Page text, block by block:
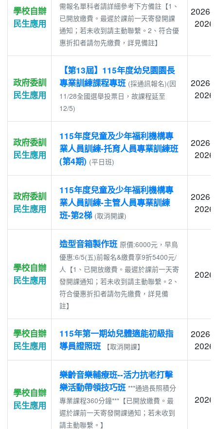
學校自辦
民生應用
需報名單科者請詳細參考下方備註【1、
已開放繳費。最遲於課前一天寄發開課
通知；若未收到請主動聯繫。2、符合優
惠折扣者請勿先繳費，詳見備註】
2026-
政府委訓
民生應用
【第13屆】115年度幼兒園園長
專業訓練課程專班 (採通訊報名)(因
11/28全國選舉投票日，故課程延至
12/5)
2026-
政府委訓
民生應用
115年度兒童及少年福利機構專
業人員訓練-托育人員專業訓練班
(第4期) (平日班)
2026-
政府委訓
民生應用
115年度兒童及少年福利機構專
業人員訓練-主管人員專業訓練
班-第2梯 (取消開課)
2026-
學校自辦
民生應用
造型音箱製作班 原價:6000元，早鳥
優惠:6/5(五)前報名&繳費享9折5400元/
人【1、已開放繳費。最遲於課前一天寄
發開課通知；若未收到請主動聯繫。2、
符合優惠折扣者請勿先繳費，詳見備
註】
學校自辦
民生應用
115年第一期幼兒體適能初級指
導員證照班
【取消開課】
2026-
學校自辦
民生應用
樂齡音樂輔療班--活力抗老打擊
樂活動帶領技巧班 ***通過長照積分
專業課程360分鐘***【已開放繳費。最
遲於課前一天寄發開課通知；若未收到
請主動聯繫。】